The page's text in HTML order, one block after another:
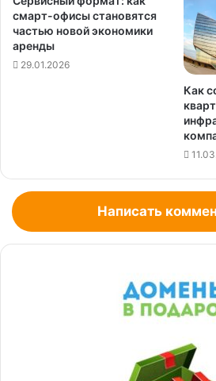
смарт-офисы становятся
частью новой экономики
аренды
29.01.2026
Как
Написать